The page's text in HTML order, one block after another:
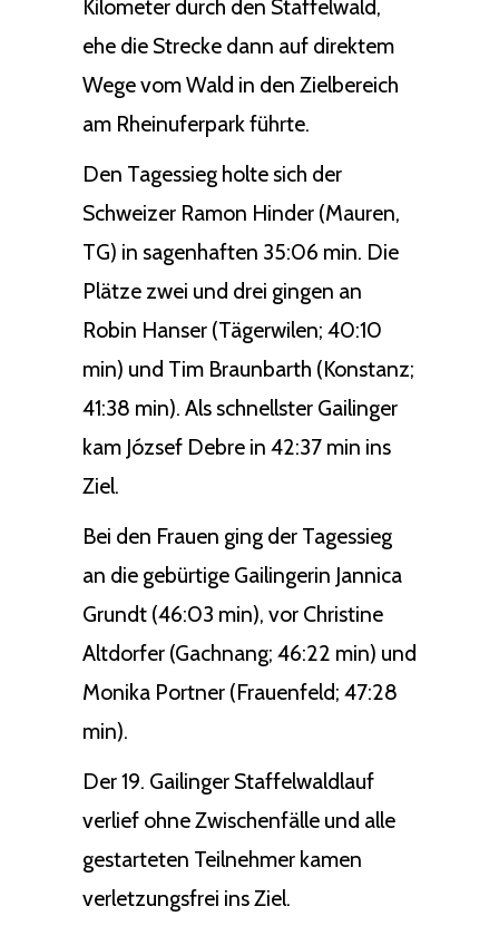
Kilometer durch den Staffelwald,
ehe die Strecke dann auf direktem
Wege vom Wald in den Zielbereich
am Rheinuferpark führte.
Den Tagessieg holte sich der
Schweizer Ramon Hinder (Mauren,
TG) in sagenhaften 35:06 min. Die
Plätze zwei und drei gingen an
Robin Hanser (Tägerwilen; 40:10
min) und Tim Braunbarth (Konstanz;
41:38 min). Als schnellster Gailinger
kam József Debre in 42:37 min ins
Ziel.
Bei den Frauen ging der Tagessieg
an die gebürtige Gailingerin Jannica
Grundt (46:03 min), vor Christine
Altdorfer (Gachnang; 46:22 min) und
Monika Portner (Frauenfeld; 47:28
min).
Der 19. Gailinger Staffelwaldlauf
verlief ohne Zwischenfälle und alle
gestarteten Teilnehmer kamen
verletzungsfrei ins Ziel.